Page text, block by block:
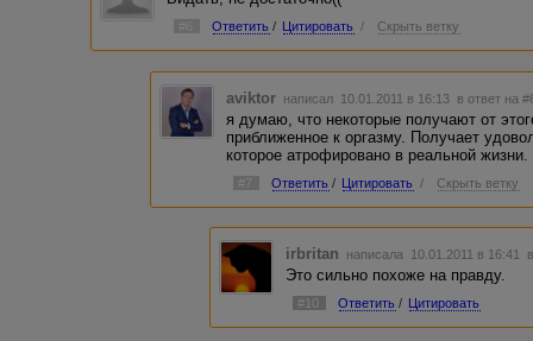
Ответить / Цитировать / Скрыть ветку
aviktor написал 10.01.2011 в 16:13 в ответ на
я думаю, что некоторые получают от
приближенное к оргазму. Получает
которое атрофировано в реальной жизни.
#7 Ответить / Цитировать / Скрыть ветку
irbritan написала 10.01.2011 в 16:41
Это сильно похоже на правду.
#10 Ответить / Цитировать